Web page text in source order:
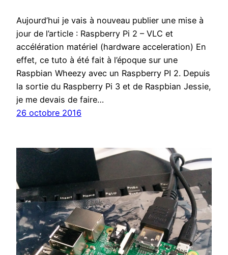
Aujourd’hui je vais à nouveau publier une mise à
jour de l’article : Raspberry Pi 2 – VLC et
accélération matériel (hardware acceleration) En
effet, ce tuto à été fait à l’époque sur une
Raspbian Wheezy avec un Raspberry PI 2. Depuis
la sortie du Raspberry Pi 3 et de Raspbian Jessie,
je me devais de faire…
26 octobre 2016